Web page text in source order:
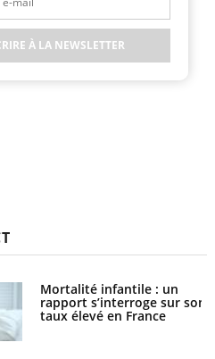
Mortalité infantile : un
rapport s’interroge sur son
taux élevé en France
À LA NEWSLETTER